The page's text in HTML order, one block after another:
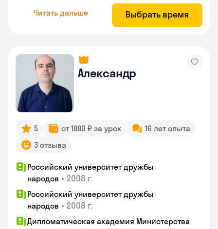
Читать дальше Выбрать время
Александр
5 от 1880 ₽ за урок
16 лет опыта
3 отзыва
Российский университет дружбы
народов • 2008 г.
Российский университет дружбы
народов • 2008 г.
Дипломатическая академия Министерства